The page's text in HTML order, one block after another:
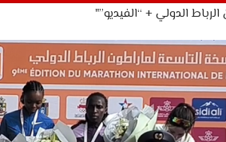
الدولي + “الفيديو”"